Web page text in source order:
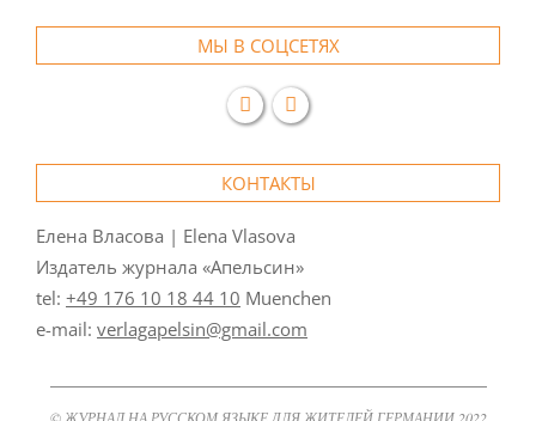
МЫ В СОЦСЕТЯХ
КОНТАКТЫ
Елена Власова | Elena Vlasova
Издатель журнала «Апельсин»
tel: +49 176 10 18 44 10 Muenchen
e-mail: verlagapelsin@gmail.com